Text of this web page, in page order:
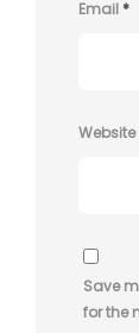
Email*
Website
Save
for the